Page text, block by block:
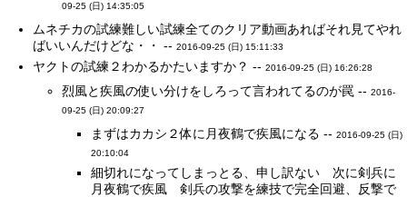
09-25 (日) 14:35:05
ムネチカの試練難しい試練全てのクリア動画あればそれ見てやれ
ばいいんだけどな・・ --2016-09-25 (日) 15:11:33
ヤクトの試練２わかるかたいますか？ --2016-09-25 (日) 16:26:28
烈風と疾風の使い分けをしろって言われてるのが罠 --2016-
09-25 (日) 20:09:27
まずはカカシ２体に月夜鶴で疾風になる --2016-09-25 (日)
20:10:04
細切れになってしまっとる、申し訳ない 次に剣兵に
月夜鶴で疾風 剣兵の攻撃を練技で完全回避、反撃で